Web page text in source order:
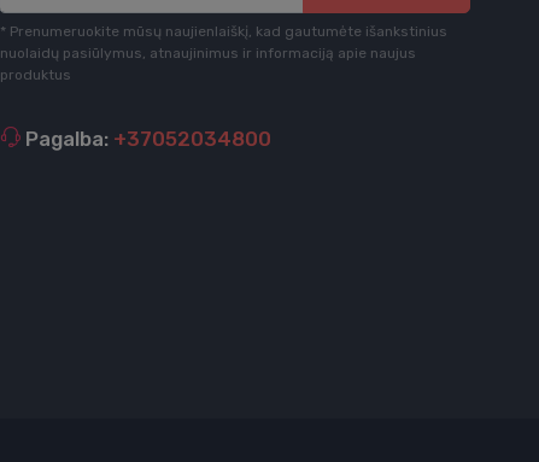
* Prenumeruokite mūsų naujienlaiškį, kad gautumėte išankstinius
nuolaidų pasiūlymus, atnaujinimus ir informaciją apie naujus
produktus
Pagalba: +37052034800